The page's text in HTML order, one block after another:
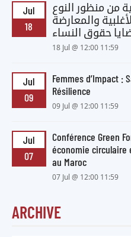
Jul
18
من منظور النوع
والمعارضة
حقوق النساء
18 Jul @ 12:00 11:59
Jul
09
Femmes d’Impact :
Résilience
09 Jul @ 12:00 11:59
Jul
07
Conférence Green
économie circulaire
au Maroc
07 Jul @ 12:00 11:59
ARCHIVE